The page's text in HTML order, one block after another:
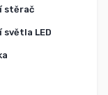
stěrač
světla LED